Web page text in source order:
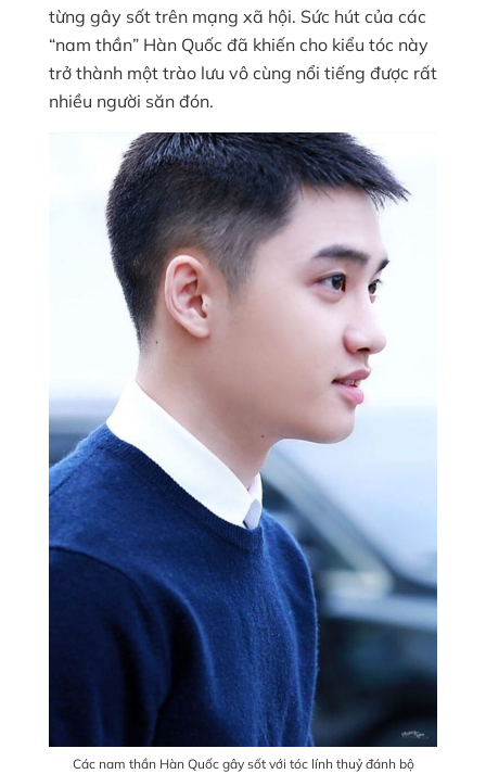
từng gây sốt trên mạng xã hội. Sức hút của các
“nam thần” Hàn Quốc đã khiến cho kiểu tóc này
trở thành một trào lưu vô cùng nổi tiếng được rất
nhiều người săn đón.
Các nam thần Hàn Quốc gây sốt với tóc lính thuỷ đánh bộ